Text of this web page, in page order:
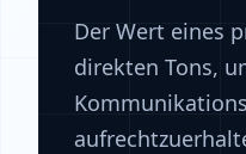
Der Wert eines
direkten Tons,